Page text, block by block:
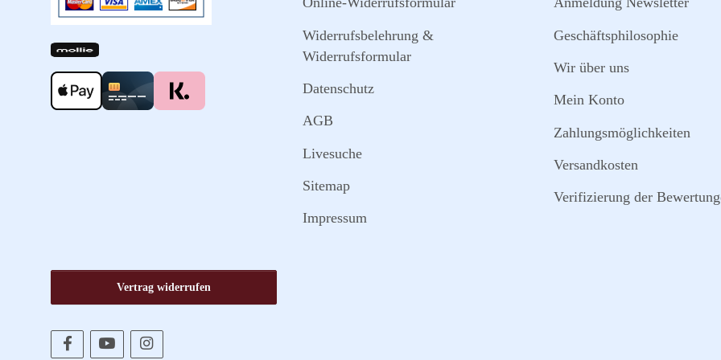
Widerrufsbelehrung &
Widerrufsformular
Datenschutz
AGB
Livesuche
Sitemap
Impressum
Geschäftsphilosophie
Wir über uns
Mein Konto
Zahlungsmöglichkeiten
Versandkosten
Verifizierung der
Vertrag widerrufen